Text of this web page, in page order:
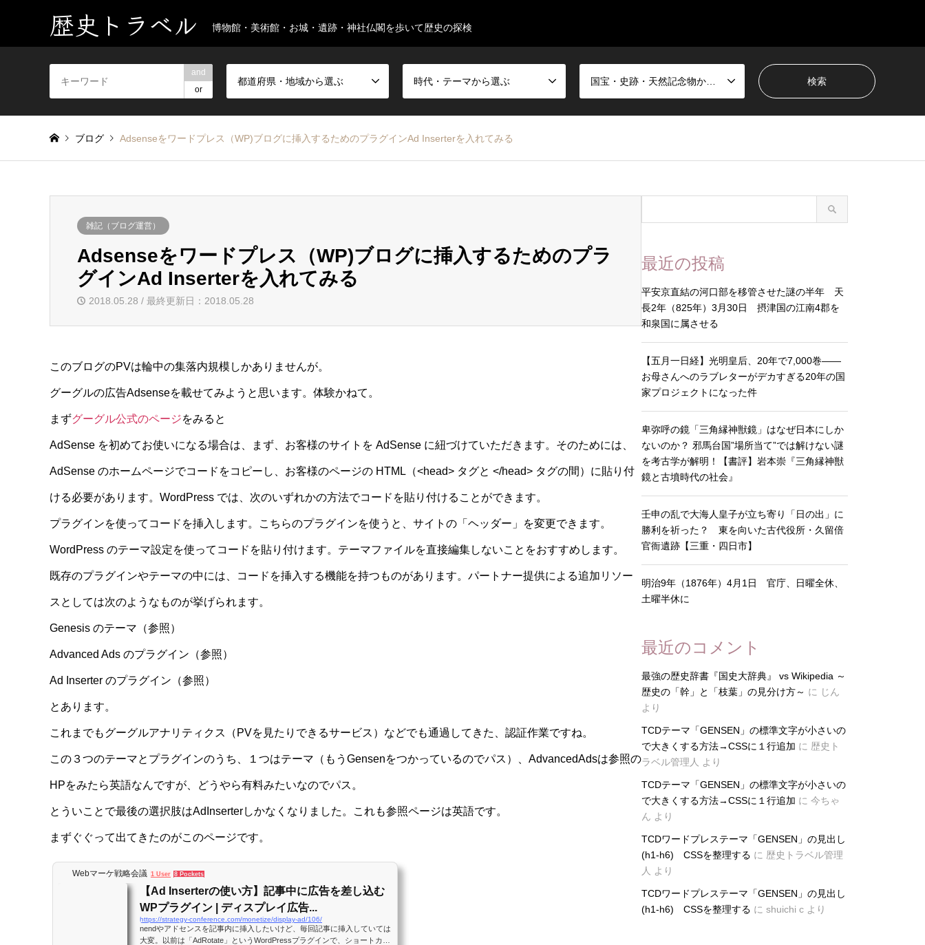
歴史トラベル 博物館・美術館・お城・遺跡・神社仏閣を歩いて歴史の探検
and
or
都道府県・地域から選ぶ 時代・テーマから選ぶ
ブログ Adsenseをワードプレス（WP)ブログに挿入するためのプラグインAd Inserterを入れてみる
雑記（ブログ運営）
Adsenseをワードプレス（WP)ブログに挿入するためのプラ
グインAd Inserterを入れてみる
2018.05.28 / 最終更新日：2018.05.28
このブログのPVは輪中の集落内規模しかありませんが。
グーグルの広告Adsenseを載せてみようと思います。体験かねて。
まずグーグル公式のページをみると
AdSense を初めてお使いになる場合は、まず、お客様のサイトを AdSense に紐づけていただきます。そのためには、
AdSense のホームページでコードをコピーし、お客様のページの HTML（<head> タグと </head> タグの間）に貼り付
ける必要があります。WordPress では、次のいずれかの方法でコードを貼り付けることができます。
プラグインを使ってコードを挿入します。こちらのプラグインを使うと、サイトの「ヘッダー」を変更できます。
WordPress のテーマ設定を使ってコードを貼り付けます。テーマファイルを直接編集しないことをおすすめします。
既存のプラグインやテーマの中には、コードを挿入する機能を持つものがあります。パートナー提供による追加リソー
スとしては次のようなものが挙げられます。
Genesis のテーマ（参照）
Advanced Ads のプラグイン（参照）
Ad Inserter のプラグイン（参照）
とあります。
これまでもグーグルアナリティクス（PVを見たりできるサービス）などでも通過してきた、認証作業ですね。
この３つのテーマとプラグインのうち、１つはテーマ（もうGensenをつかっているのでパス）、AdvancedAdsは参照の
HPをみたら英語なんですが、どうやら有料みたいなのでパス。
とういことで最後の選択肢はAdInserterしかなくなりました。これも参照ページは英語です。
まずぐぐって出てきたのがこのページです。
Webマーケ戦略会議 1 User 8 Pockets
【Ad Inserterの使い方】記事中に広告を差し込む
WPプラグイン | ディスプレイ広告...
https://strategy-conference.com/monetize/display-ad/106/
nendやアドセンスを記事内に挿入したいけど、毎回記事に挿入していては
大変。以前は「AdRotate」というWordPressプラグインで、ショートカッ
最近の投稿
平安京直結の河口部を移管させた謎の半年 天
長2年（825年）3月30日 摂津国の江南4郡を
和泉国に属させる
【五月一日経】光明皇后、20年で7,000巻——
お母さんへのラブレターがデカすぎる20年の国
家プロジェクトになった件
卑弥呼の鏡「三角縁神獣鏡」はなぜ日本にしか
ないのか？ 邪馬台国”場所当て”では解けない謎
を考古学が解明！【書評】岩本崇『三角縁神獣
鏡と古墳時代の社会』
壬申の乱で大海人皇子が立ち寄り「日の出」に
勝利を祈った？ 東を向いた古代役所・久留倍
官衙遺跡【三重・四日市】
明治9年（1876年）4月1日 官庁、日曜全休、
土曜半休に
最近のコメント
最強の歴史辞書『国史大辞典』 vs Wikipedia ～
歴史の「幹」と「枝葉」の見分け方～ に じん
より
TCDテーマ「GENSEN」の標準文字が小さいの
で大きくする方法→CSSに１行追加 に 歴史ト
ラベル管理人 より
TCDテーマ「GENSEN」の標準文字が小さいの
で大きくする方法→CSSに１行追加 に 今ちゃ
ん より
TCDワードプレステーマ「GENSEN」の見出し
(h1-h6) CSSを整理する に 歴史トラベル管理
人 より
TCDワードプレステーマ「GENSEN」の見出し
(h1-h6) CSSを整理する に shuichi c より